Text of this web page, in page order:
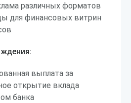
различных форматов
для финансовых витрин
выплата за
открытие вклада
банка